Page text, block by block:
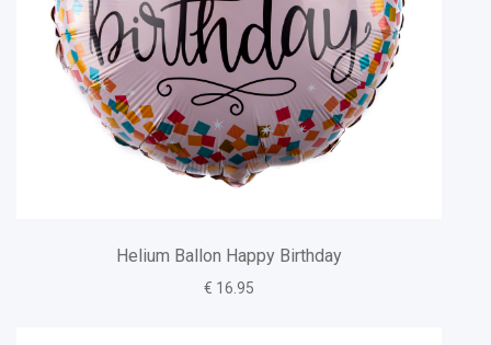
Helium Ballon Happy Birthday
€ 16.95